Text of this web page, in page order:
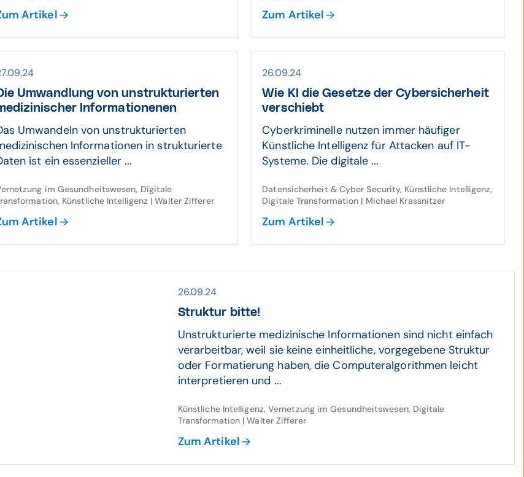
Artikel Zum Artikel
Umwandlung von unstrukturierten
Infor­ma­tionenen
Umwandeln von unstrukturierten
Informationen in strukturierte
ist ein essenzieller ...
im Gesundheitswesen, Digitale
Künstliche Intelligenz | Walter Zifferer
Artikel
26.09.24
Wie KI die Ge­setze der Cyber­sicher­heit
verschiebt
Cyberkriminelle nutzen immer häufiger
Künstliche Intelligenz für Attacken auf IT-
Systeme. Die digitale ...
Datensicherheit & Cyber Security, Künstliche Intelligenz,
Digitale Transformation | Michael Krassnitzer
Zum Artikel
26.09.24
Struktur bitte!
Unstrukturierte medizinische Informationen sind nicht einfach
verarbeitbar, weil sie keine einheitliche, vorgegebene Struktur
oder Formatierung haben, die Computeralgorithmen leicht
interpretieren und ...
Künstliche Intelligenz, Vernetzung im Gesundheitswesen, Digitale
Transformation | Walter Zifferer
Zum Artikel